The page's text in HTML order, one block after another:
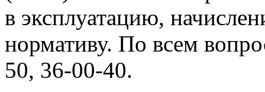
в эксплуатацию,
нормативу. По всем
50, 36-00-40.